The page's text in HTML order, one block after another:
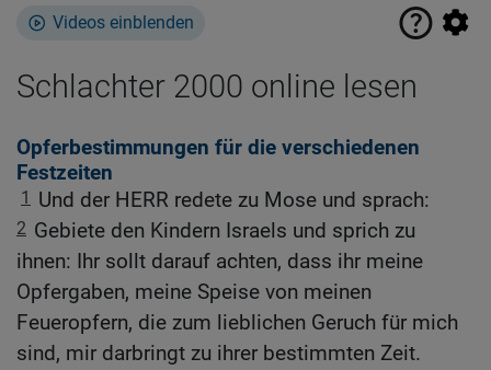
Videos einblenden
Schlachter 2000 online lesen
Opferbestimmungen für die verschiedenen
Festzeiten
1 Und der HERR redete zu Mose und sprach:
2 Gebiete den Kindern Israels und sprich zu
ihnen: Ihr sollt darauf achten, dass ihr meine
Opfergaben, meine Speise von meinen
Feueropfern, die zum lieblichen Geruch für mich
sind, mir darbringt zu ihrer bestimmten Zeit.